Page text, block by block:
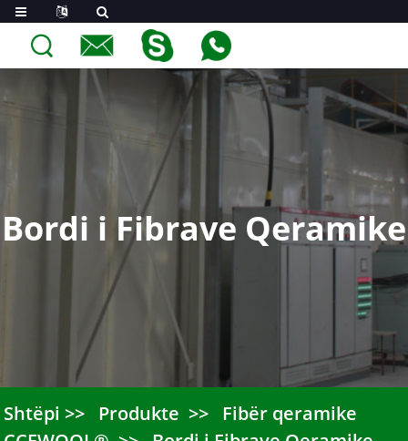
Bordi i Fibrave Qeramike
Shtëpi Produkte
Fibër qeramike